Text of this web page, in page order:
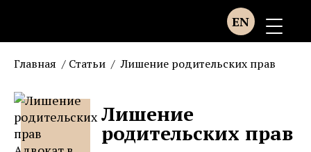
EN
Главная / Статьи / Лишение родительских прав
Лишение
родительских прав